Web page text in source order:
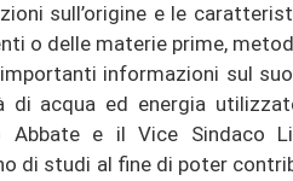
sull’origine e le
o delle materie prime,
informazioni sul
di acqua ed energia
Abbate e il Vice Sindaco
di studi al fine di poter